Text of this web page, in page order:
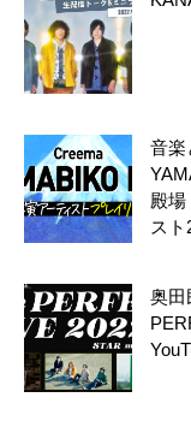
音楽
殿場
スト
奥田